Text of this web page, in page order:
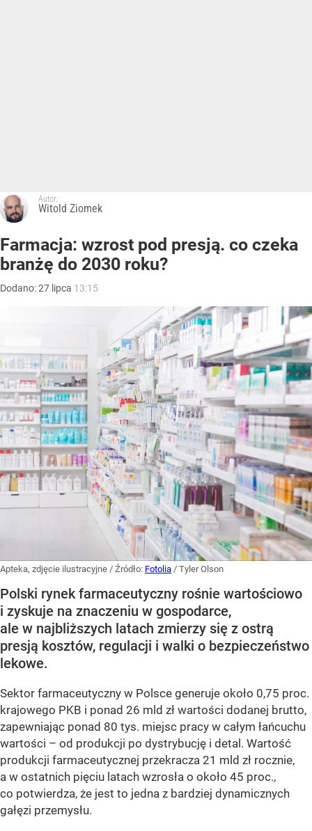
Autor:
Witold Ziomek
Farmacja: wzrost pod presją. co czeka
branżę do 2030 roku?
Dodano:27 lipca 13:15
Apteka, zdjęcie ilustracyjne / Źródło: Fotolia / Tyler Olson
Polski rynek farmaceutyczny rośnie wartościowo
i zyskuje na znaczeniu w gospodarce,
ale w najbliższych latach zmierzy się z ostrą
presją kosztów, regulacji i walki o bezpieczeństwo
lekowe.
Sektor farmaceutyczny w Polsce generuje około 0,75 proc.
krajowego PKB i ponad 26 mld zł wartości dodanej brutto,
zapewniając ponad 80 tys. miejsc pracy w całym łańcuchu
wartości – od produkcji po dystrybucję i detal. Wartość
produkcji farmaceutycznej przekracza 21 mld zł rocznie,
a w ostatnich pięciu latach wzrosła o około 45 proc.,
co potwierdza, że jest to jedna z bardziej dynamicznych
gałęzi przemysłu.